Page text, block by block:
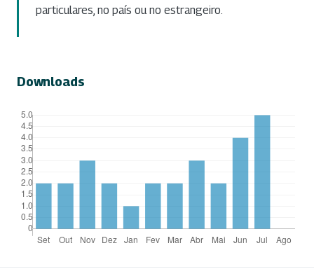
particulares, no país ou no estrangeiro.
Downloads